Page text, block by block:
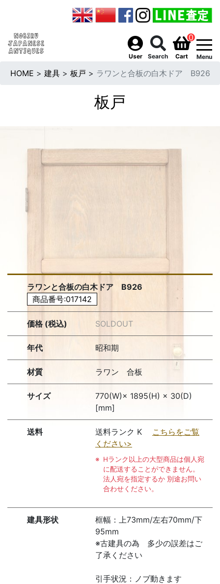
User Search
0
Cart Menu
HOME > 建具 > 板戸 > ラワンと合板の白木ドア B926
板戸
ラワンと合板の白木ドア B926
商品番号:017142
価格 (税込) SOLDOUT
年代 昭和期
材質 ラワン 合板
サイズ
770(W)× 1895(H) × 30(D)
[mm]
送料 送料ランク K こちらをご覧
ください>
Hランク以上の大型商品は個人宛
に配送することができません。
法人宛を指定するか 別途お問い
合わせください。
建具形状
框幅：上73mm/左右70mm/下
95mm
※古建具の為 多少の誤差はご
了承ください
引手状況：ノブ動きます